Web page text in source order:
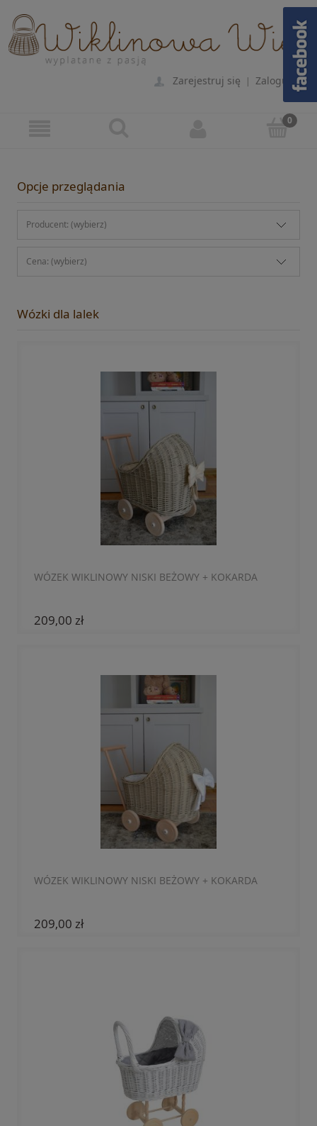
Zarejestruj się | Zaloguj się
Opcje przeglądania
Producent: (wybierz)
Cena: (wybierz)
Wózki dla lalek
WÓZEK WIKLINOWY NISKI BEŻOWY + KOKARDA
209,00 zł
WÓZEK WIKLINOWY NISKI BEŻOWY + KOKARDA
209,00 zł